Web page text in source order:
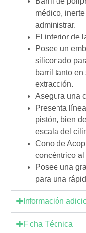
médico,
administrar.
El interior de
Posee un
siliconado
barril tanto en
extracción.
Asegura una
Presenta
pistón, bien
escala del
Cono de
concéntrico
Posee una
para una
Información
Ficha Técnica